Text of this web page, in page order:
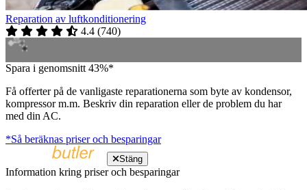
Reparation av luftkonditionering
4.4 (740)
Spara i genomsnitt 43%*
Få offerter på de vanligaste reparationerna som byte av kondensor,
kompressor m.m. Beskriv din reparation eller de problem du har
med din AC.
*Så beräknas priser och besparingar
Stäng
Information kring priser och besparingar